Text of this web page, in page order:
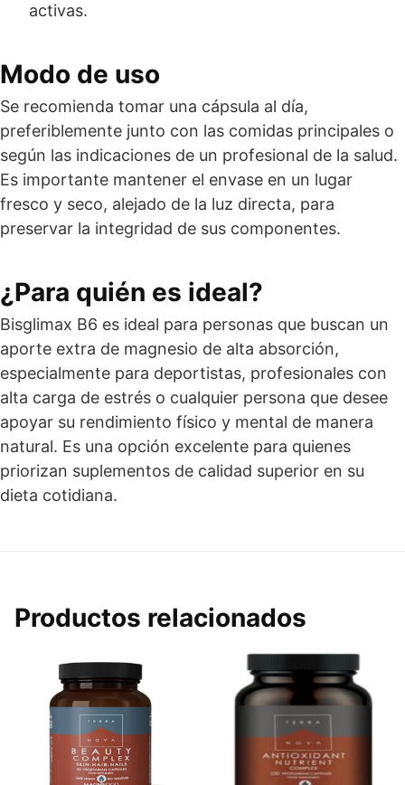
activas.
Modo de uso
Se recomienda tomar una cápsula al día,
preferiblemente junto con las comidas principales o
según las indicaciones de un profesional de la salud.
Es importante mantener el envase en un lugar
fresco y seco, alejado de la luz directa, para
preservar la integridad de sus componentes.
¿Para quién es ideal?
Bisglimax B6 es ideal para personas que buscan un
aporte extra de magnesio de alta absorción,
especialmente para deportistas, profesionales con
alta carga de estrés o cualquier persona que desee
apoyar su rendimiento físico y mental de manera
natural. Es una opción excelente para quienes
priorizan suplementos de calidad superior en su
dieta cotidiana.
Productos relacionados